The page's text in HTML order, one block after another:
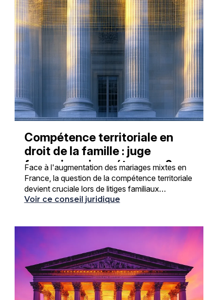
Compétence territoriale en
droit de la famille : juge
français ou juge étranger ?
Face à l'augmentation des mariages mixtes en
France, la question de la compétence territoriale
devient cruciale lors de litiges familiaux
internationaux. Cette problématique concerne
Voir ce conseil juridique